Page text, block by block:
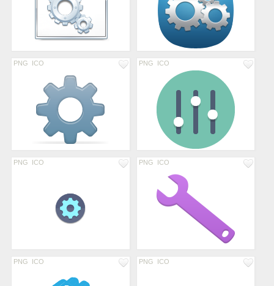
PNG ICO PNG ICO
PNG ICO PNG ICO
PNG ICO PNG ICO